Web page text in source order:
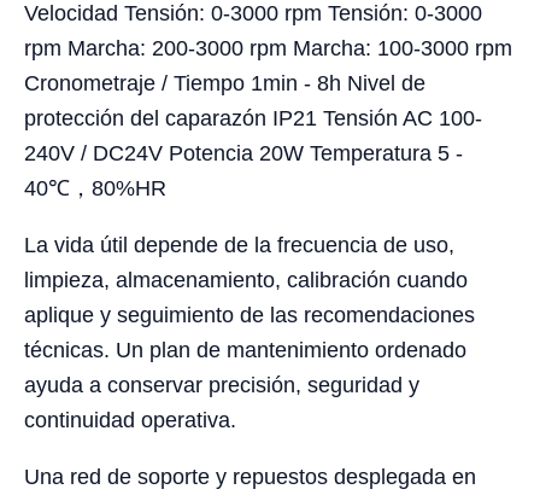
Velocidad Tensión: 0-3000 rpm Tensión: 0-3000
rpm Marcha: 200-3000 rpm Marcha: 100-3000 rpm
Cronometraje / Tiempo 1min - 8h Nivel de
protección del caparazón IP21 Tensión AC 100-
240V / DC24V Potencia 20W Temperatura 5 -
40℃，80%HR
La vida útil depende de la frecuencia de uso,
limpieza, almacenamiento, calibración cuando
aplique y seguimiento de las recomendaciones
técnicas. Un plan de mantenimiento ordenado
ayuda a conservar precisión, seguridad y
continuidad operativa.
Una red de soporte y repuestos desplegada en